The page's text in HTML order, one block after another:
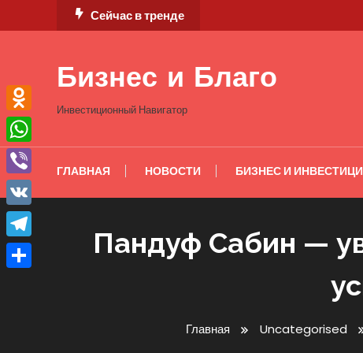
к
Сейчас в тренде
Бизнес и Благо
Инвестиционный Навигатор
ГЛАВНАЯ НОВОСТИ БИЗНЕС И
Пандуф Сабин —
Главная Uncategorised
Odnoklassniki
WhatsApp
Viber
VK
Telegram